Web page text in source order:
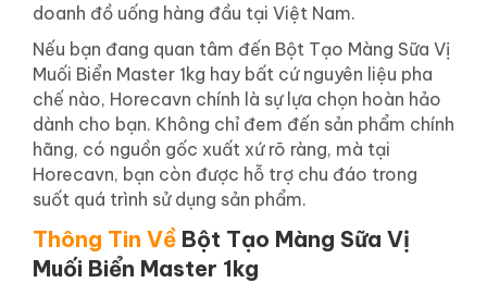
doanh đồ uống hàng đầu tại Việt Nam.
Nếu bạn đang quan tâm đến Bột Tạo Màng Sữa Vị
Muối Biển Master 1kg hay bất cứ nguyên liệu pha
chế nào, Horecavn chính là sự lựa chọn hoàn hảo
dành cho bạn. Không chỉ đem đến sản phẩm chính
hãng, có nguồn gốc xuất xứ rõ ràng, mà tại
Horecavn, bạn còn được hỗ trợ chu đáo trong
suốt quá trình sử dụng sản phẩm.
Thông Tin Về Bột Tạo Màng Sữa Vị
Muối Biển Master 1kg